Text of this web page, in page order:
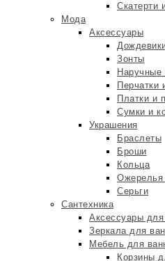
Скатерти
Мода
Аксессуары
Зонты
Наручные
Перчатки
Платки и
Сумки и
Украшения
Браслеты
Броши
Кольца
Ожерелья
Серьги
Сантехника
Аксессуары
Зеркала для
Мебель для
Корзины